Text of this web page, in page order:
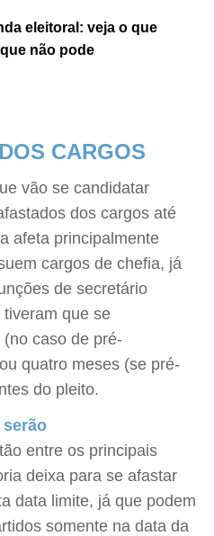
eleitoral: veja o que
não pode
CARGOS
vão se candidatar
dos cargos até
afeta principalmente
cargos de chefia, já
de secretário
que se
caso de pré-
quatro meses (se pré-
do pleito.
entre os principais
deixa para se afastar
data limite, já que podem
somente na data da